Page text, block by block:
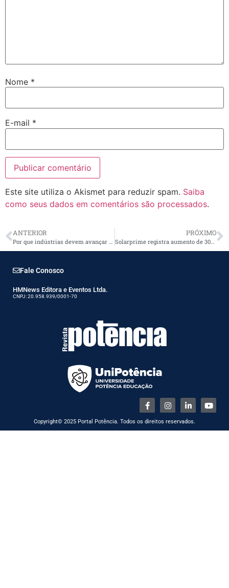
Nome *
E-mail *
Este site utiliza o Akismet para reduzir spam. Saiba
como seus dados em comentários são processados.
ANTERIOR PRÓXIMO
Solarprime registra aumento de 30% nas vendas de projetos fotovoltaicos
Fale Conosco
HMNews Editora e Eventos Ltda.
CNPJ: 20.958.939/0001-70
Copyright© 2025 Portal Potência. Todos os direitos reservados.